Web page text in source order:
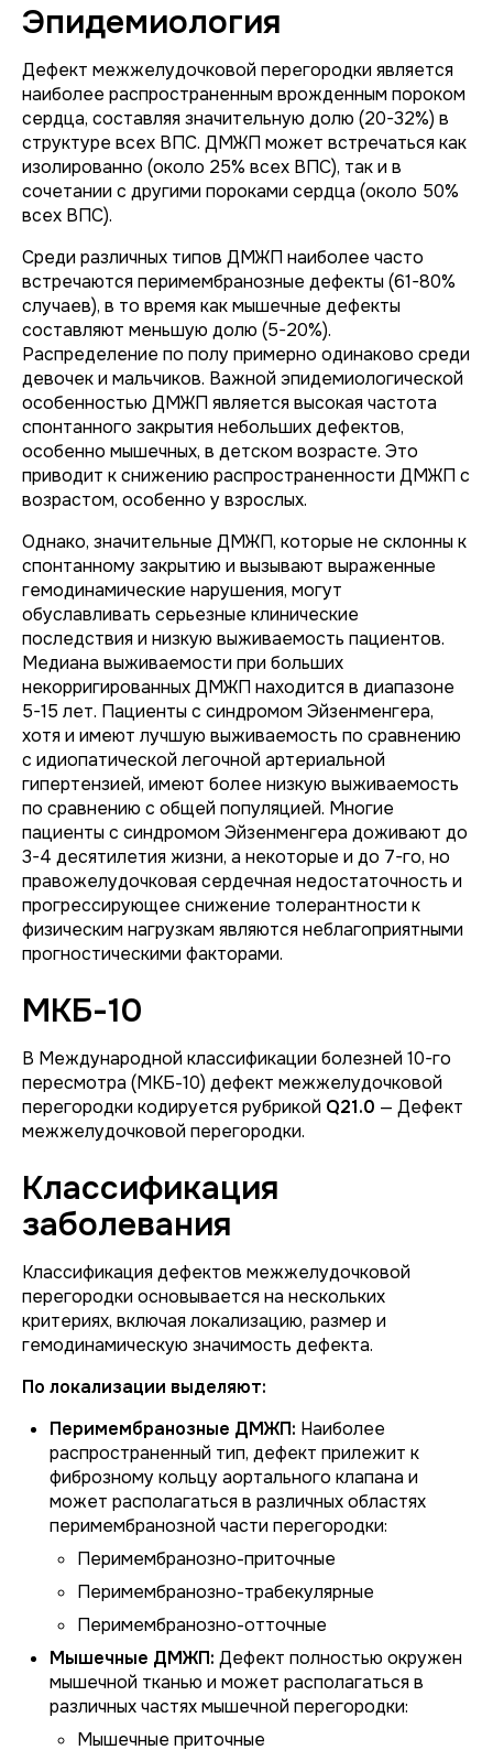
Эпидемиология
Дефект межжелудочковой перегородки является
наиболее распространенным врожденным пороком
сердца, составляя значительную долю (20-32%) в
структуре всех ВПС. ДМЖП может встречаться как
изолированно (около 25% всех ВПС), так и в
сочетании с другими пороками сердца (около 50%
всех ВПС).
Среди различных типов ДМЖП наиболее часто
встречаются перимембранозные дефекты (61-80%
случаев), в то время как мышечные дефекты
составляют меньшую долю (5-20%).
Распределение по полу примерно одинаково среди
девочек и мальчиков. Важной эпидемиологической
особенностью ДМЖП является высокая частота
спонтанного закрытия небольших дефектов,
особенно мышечных, в детском возрасте. Это
приводит к снижению распространенности ДМЖП с
возрастом, особенно у взрослых.
Однако, значительные ДМЖП, которые не склонны к
спонтанному закрытию и вызывают выраженные
гемодинамические нарушения, могут
обуславливать серьезные клинические
последствия и низкую выживаемость пациентов.
Медиана выживаемости при больших
некорригированных ДМЖП находится в диапазоне
5-15 лет. Пациенты с синдромом Эйзенменгера,
хотя и имеют лучшую выживаемость по сравнению
с идиопатической легочной артериальной
гипертензией, имеют более низкую выживаемость
по сравнению с общей популяцией. Многие
пациенты с синдромом Эйзенменгера доживают до
3-4 десятилетия жизни, а некоторые и до 7-го, но
правожелудочковая сердечная недостаточность и
прогрессирующее снижение толерантности к
физическим нагрузкам являются неблагоприятными
прогностическими факторами.
МКБ-10
В Международной классификации болезней 10-го
пересмотра (МКБ-10) дефект межжелудочковой
перегородки кодируется рубрикой Q21.0 — Дефект
межжелудочковой перегородки.
Классификация
заболевания
Классификация дефектов межжелудочковой
перегородки основывается на нескольких
критериях, включая локализацию, размер и
гемодинамическую значимость дефекта.
По локализации выделяют:
Перимембранозные ДМЖП: Наиболее
распространенный тип, дефект прилежит к
фиброзному кольцу аортального клапана и
может располагаться в различных областях
перимембранозной части перегородки:
Перимембранозно-приточные
Перимембранозно-трабекулярные
Перимембранозно-отточные
Мышечные ДМЖП: Дефект полностью окружен
мышечной тканью и может располагаться в
различных частях мышечной перегородки:
Мышечные приточные